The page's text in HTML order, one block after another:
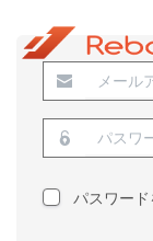
パスワー